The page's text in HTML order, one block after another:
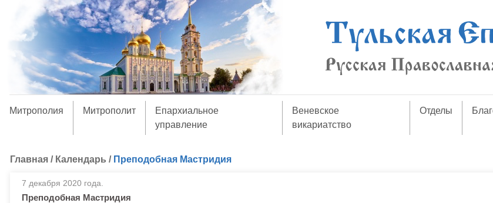
Митрополия Митрополит
Епархиальное
управление
Веневское
викариатство
Отделы
Главная / Календарь / Преподобная Мастридия
7 декабря 2020 года.
Преподобная Мастридия